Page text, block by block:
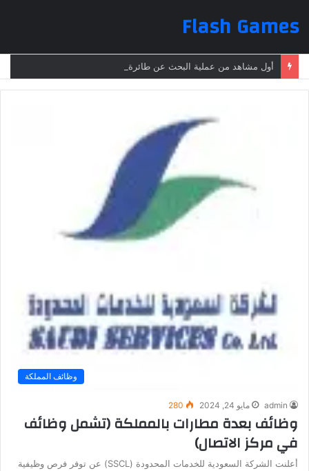
Flash Games
وظائف المملكة
admin مايو 24, 2024 280
وظائف بعدة مطارات بالمملكة (تشمل وظائف
في مركز الاتصال)
أعلنت الشركة السعودية للخدمات المحدودة (SSCL) عن توفر فرص وظيفية